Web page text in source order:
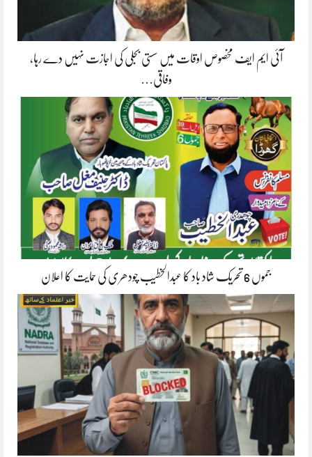
آئی ایم ایف مخصوص اوقات میں سستی بجلی کی اجازت نہیں دے رہا،
وفاقی…
جموں 6 تحریک شاد باد کا عبدالخطیب چودھری کی حمایت کا اعلان